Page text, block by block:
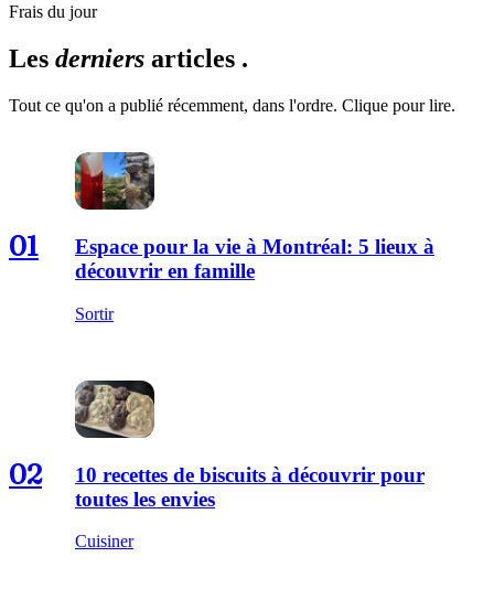
Frais du jour
Les derniers articles .
Tout ce qu'on a publié récemment, dans l'ordre. Clique pour lire.
01
Espace pour la vie à Montréal: 5 lieux à
découvrir en famille
Sortir
02
10 recettes de biscuits à découvrir pour
toutes les envies
Cuisiner